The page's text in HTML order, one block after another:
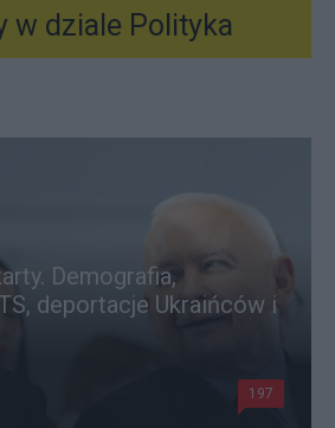
w dziale Polityka
Demografia,
deportacje Ukraińców i
197